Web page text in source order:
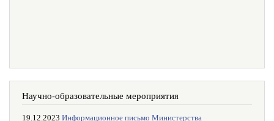
Научно-образовательные мероприятия
19.12.2023 Информационное письмо Министерства